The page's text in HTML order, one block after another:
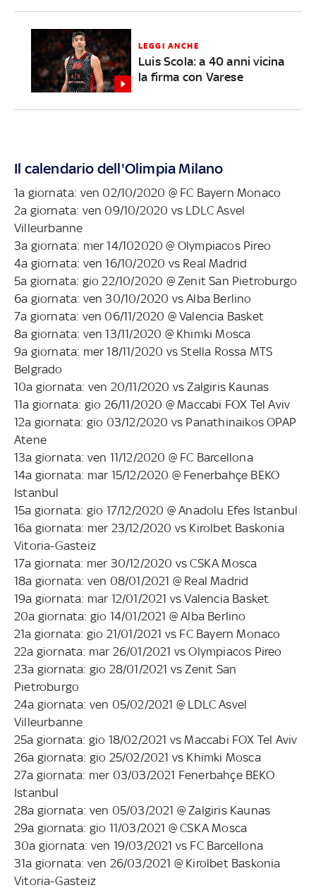
LEGGI ANCHE
Luis Scola: a 40 anni vicina
la firma con Varese
Il calendario dell'Olimpia Milano
1a giornata: ven 02/10/2020 @ FC Bayern Monaco
2a giornata: ven 09/10/2020 vs LDLC Asvel
Villeurbanne
3a giornata: mer 14/102020 @ Olympiacos Pireo
4a giornata: ven 16/10/2020 vs Real Madrid
5a giornata: gio 22/10/2020 @ Zenit San Pietroburgo
6a giornata: ven 30/10/2020 vs Alba Berlino
7a giornata: ven 06/11/2020 @ Valencia Basket
8a giornata: ven 13/11/2020 @ Khimki Mosca
9a giornata: mer 18/11/2020 vs Stella Rossa MTS
Belgrado
10a giornata: ven 20/11/2020 vs Zalgiris Kaunas
11a giornata: gio 26/11/2020 @ Maccabi FOX Tel Aviv
12a giornata: gio 03/12/2020 vs Panathinaikos OPAP
Atene
13a giornata: ven 11/12/2020 @ FC Barcellona
14a giornata: mar 15/12/2020 @ Fenerbahçe BEKO
Istanbul
15a giornata: gio 17/12/2020 @ Anadolu Efes Istanbul
16a giornata: mer 23/12/2020 vs Kirolbet Baskonia
Vitoria-Gasteiz
17a giornata: mer 30/12/2020 vs CSKA Mosca
18a giornata: ven 08/01/2021 @ Real Madrid
19a giornata: mar 12/01/2021 vs Valencia Basket
20a giornata: gio 14/01/2021 @ Alba Berlino
21a giornata: gio 21/01/2021 vs FC Bayern Monaco
22a giornata: mar 26/01/2021 vs Olympiacos Pireo
23a giornata: gio 28/01/2021 vs Zenit San
Pietroburgo
24a giornata: ven 05/02/2021 @ LDLC Asvel
Villeurbanne
25a giornata: gio 18/02/2021 vs Maccabi FOX Tel Aviv
26a giornata: gio 25/02/2021 vs Khimki Mosca
27a giornata: mer 03/03/2021 Fenerbahçe BEKO
Istanbul
28a giornata: ven 05/03/2021 @ Zalgiris Kaunas
29a giornata: gio 11/03/2021 @ CSKA Mosca
30a giornata: ven 19/03/2021 vs FC Barcellona
31a giornata: ven 26/03/2021 @ Kirolbet Baskonia
Vitoria-Gasteiz